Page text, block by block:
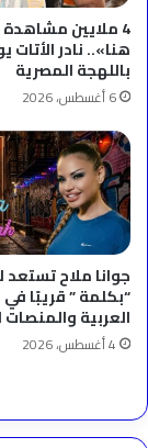
4 ملايين مشاهدة
هنا».. نادر الأتات
باللهجة المصرية
6 أغسطس، 2026
جوانا ملاح تستعد
“بكلمة ” قريبًا
العربية والمنصات
4 أغسطس، 2026